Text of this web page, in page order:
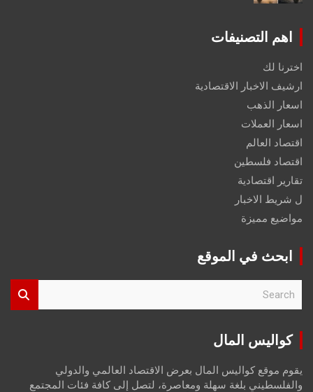
اهم التصنيفات
اخترنا لك
ارشيف الاخبار الاقتصادية
اسعار الذهب
اسعار العملات
اقتصاد العالم
اقتصاد فلسطين
تقارير اقتصادية
ل شريط الاخبار
مواضيع مميزة
ابحث في الموقع
r
كواليس المال
يقوم موقع كواليس المال بعرض الاقتصاد العالمي والدولي
والفلسطيني بلغة سهلة ومعاصرة، لتصل إلى كافة فئات المجتمع